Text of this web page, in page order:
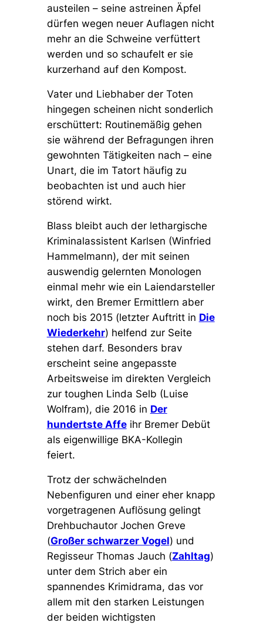
austeilen – seine astreinen Äpfel
dürfen wegen neuer Auflagen nicht
mehr an die Schweine verfüttert
werden und so schaufelt er sie
kurzerhand auf den Kompost.
Vater und Liebhaber der Toten
hingegen scheinen nicht sonderlich
erschüttert: Routinemäßig gehen
sie während der Befragungen ihren
gewohnten Tätigkeiten nach – eine
Unart, die im Tatort häufig zu
beobachten ist und auch hier
störend wirkt.
Blass bleibt auch der lethargische
Kriminalassistent Karlsen (Winfried
Hammelmann), der mit seinen
auswendig gelernten Monologen
einmal mehr wie ein Laiendarsteller
wirkt, den Bremer Ermittlern aber
noch bis 2015 (letzter Auftritt in Die
Wiederkehr) helfend zur Seite
stehen darf. Besonders brav
erscheint seine angepasste
Arbeitsweise im direkten Vergleich
zur toughen Linda Selb (Luise
Wolfram), die 2016 in Der
hundertste Affeihr Bremer Debüt
als eigenwillige BKA-Kollegin
feiert.
Trotz der schwächelnden
Nebenfiguren und einer eher knapp
vorgetragenen Auflösung gelingt
Drehbuchautor Jochen Greve
(Großer schwarzer Vogel) und
Regisseur Thomas Jauch (Zahltag)
unter dem Strich aber ein
spannendes Krimidrama, das vor
allem mit den starken Leistungen
der beiden wichtigsten